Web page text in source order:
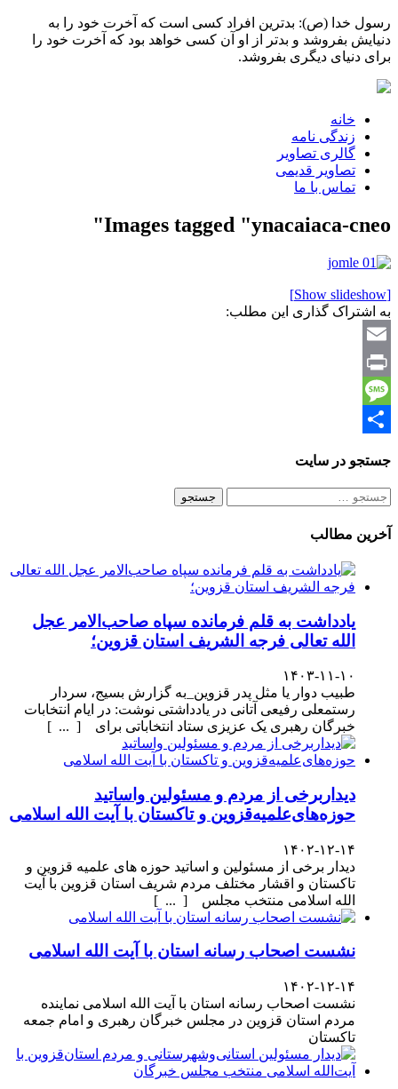
رسول خدا (ص): بدترین افراد کسی است که آخرت خود را به
دنیایش بفروشد و بدتر از او آن کسی خواهد بود که آخرت خود را
برای دنیای دیگری بفروشد.
خانه
زندگی نامه
گالری تصاویر
تصاویر قدیمی
تماس با ما
Images tagged "ynacaiaca-cneo"
[Show slideshow]
به اشتراک گذاری این مطلب:
Email
Print
Message
جستجو در سایت
جستجو
آخرین مطالب
یادداشت به قلم فرمانده سپاه صاحب‌الامر عجل
الله تعالی فرجه الشریف استان قزوین؛
۱۴۰۳-۱۱-۱۰
طبیب دوار یا مثل پدر قزوین_به گزارش بسیج، سردار
رستمعلی رفیعی آتانی در یادداشتی نوشت: در ایام انتخابات
خبرگان رهبری یک عزیزی ستاد انتخاباتی برای [ ... ]
دیداربرخی از مردم و مسئولین واساتید
حوزه‌های‌علمیه‌قزوین و تاکستان با آیت الله اسلامی
۱۴۰۲-۱۲-۱۴
دیدار برخی از مسئولین و اساتید حوزه های علمیه قزوین و
تاکستان و اقشار مختلف مردم شریف استان قزوین با آیت
الله اسلامی منتخب مجلس [ ... ]
نشست اصحاب رسانه استان با آیت الله اسلامی
۱۴۰۲-۱۲-۱۴
نشست اصحاب رسانه استان با آیت الله اسلامی نماینده
مردم استان قزوین در مجلس خبرگان رهبری و امام جمعه
تاکستان